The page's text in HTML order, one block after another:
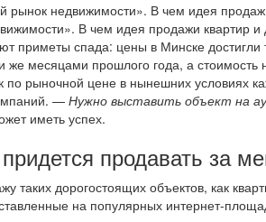
недвижимости». В чем идея
В чем идея продажи квартир и
приметы спада: цены в Минске достигли
месяцами прошлого года, а
по рыночной цене в нынешних условиях
— Нужно выставить объект на
иметь успех.
продавать за
таких дорогостоящих объектов, как
на популярных интернет-